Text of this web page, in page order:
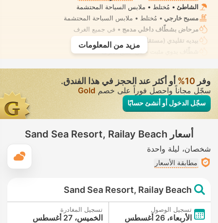
الشاطئ • مُختلط • ملابس السباحة المحتشمة
مسبح خارجي • مُختلط • ملابس السباحة المحتشمة
مرحاض بشطّاف داخلي مدمج • في جميع الغرف
بيديه تقليدي (مستقل)
• في جميع الغرف
• في جميع الغرف
مزيد من المعلومات
وفر 10‏% أو أكثر عند الحجز في هذا الفندق.
سجّل مجاناً واحصل فوراً على خصم Gold
سجّل الدخول أو أنشئ حسابًا
أسعار Sand Sea Resort, Railay Beach
شخصان ليلة واحدة
مطابقة الأسعار
Sand Sea Resort, Railay Beach
تسجيل الوصول
الأربعاء، 26 أغسطس
تسجيل المغادرة
الخميس، 27 أغسطس